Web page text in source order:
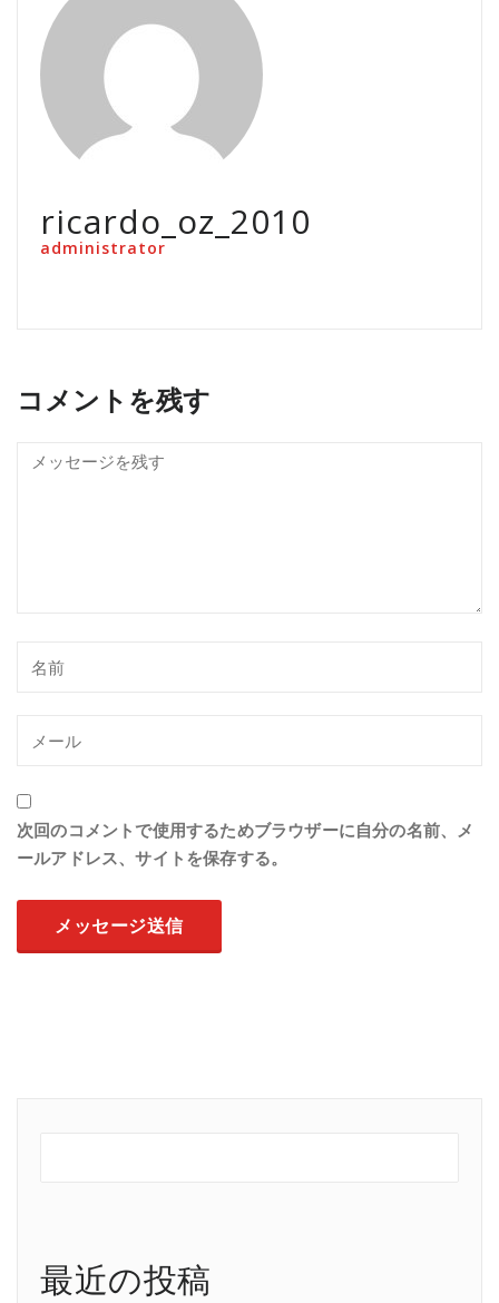
ricardo_oz_2010
administrator
コメントを残す
次回のコメントで使用するためブラウザーに自分の名前、メ
ールアドレス、サイトを保存する。
最近の投稿